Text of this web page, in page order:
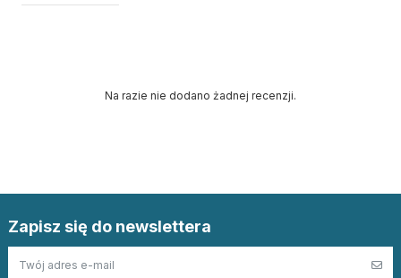
Na razie nie dodano żadnej recenzji.
Zapisz się do newslettera